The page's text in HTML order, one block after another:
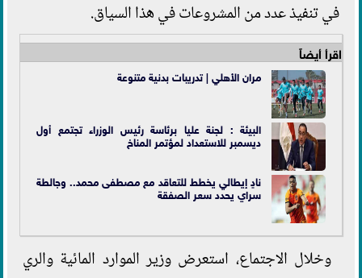
في تنفيذ عدد من المشروعات في هذا السياق.
اقرأ أيضاً
مران الأهلي | تدريبات بدنية متنوعة
البيئة : لجنة عليا برئاسة رئيس الوزراء تجتمع أول
ديسمبر للاستعداد لمؤتمر المناخ
نادٍ إيطالي يخطط للتعاقد مع مصطفى محمد.. وجالطة
سراي يحدد سعر الصفقة
وخلال الاجتماع، استعرض وزير الموارد المائية والري